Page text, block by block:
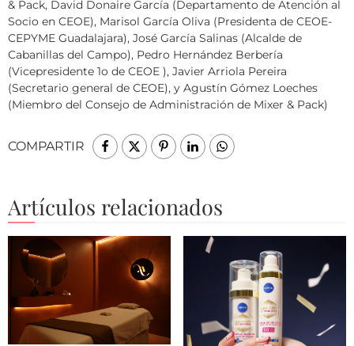
& Pack, David Donaire García (Departamento de Atención al
Socio en CEOE), Marisol García Oliva (Presidenta de CEOE-
CEPYME Guadalajara), José García Salinas (Alcalde de
Cabanillas del Campo), Pedro Hernández Berbería
(Vicepresidente 1o de CEOE ), Javier Arriola Pereira
(Secretario general de CEOE), y Agustín Gómez Loeches
(Miembro del Consejo de Administración de Mixer & Pack)
COMPARTIR
Artículos relacionados